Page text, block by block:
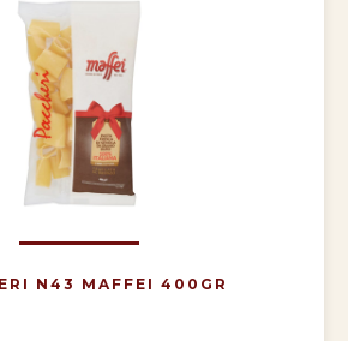
N43 MAFFEI 400GR